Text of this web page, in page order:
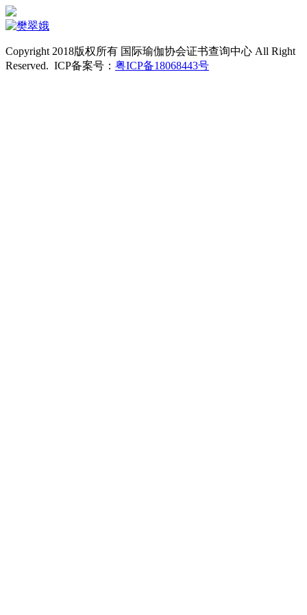
Copyright 2018版权所有 国际瑜伽协会证书查询中心 All Right
Reserved. ICP备案号： 粤ICP备18068443号